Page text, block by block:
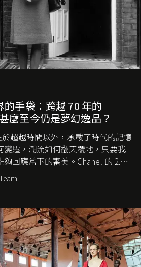
手袋：跨越 70 年的
麼至今仍是夢幻逸品？
超越時間以外，承載了時代的記憶
變遷，潮流如何翻天覆地，只要我
回應當下的審美。Chanel 的 2.55
問世至今，一直有着舉足輕重的地
一個夢想手袋是 Chanel，那 2.55
麼這個手袋是怎麼誕生的呢？又為
就由《L'Officiel HK》帶你穿越流金
故事。